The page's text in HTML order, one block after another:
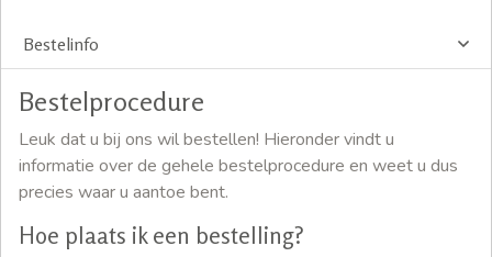
Bestelinfo
Bestelprocedure
Leuk dat u bij ons wil bestellen! Hieronder vindt u
informatie over de gehele bestelprocedure en weet u dus
precies waar u aantoe bent.
Hoe plaats ik een bestelling?